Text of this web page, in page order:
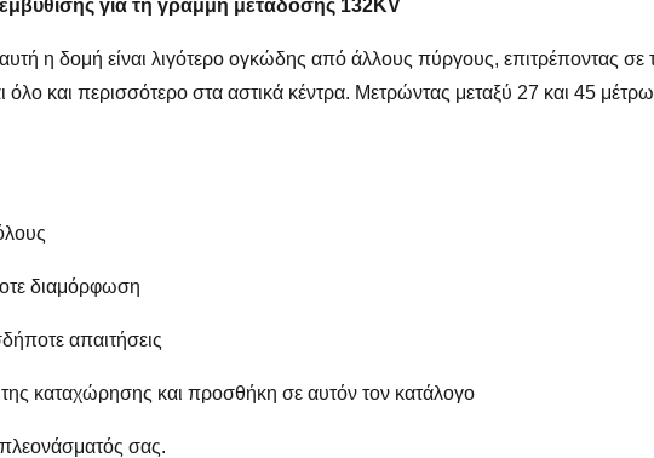
για τη γραμμή μετάδοσης 132KV
η δομή είναι λιγότερο ογκώδης από άλλους πύργους, επιτρέποντας σε
όλο και περισσότερο στα αστικά κέντρα. Μετρώντας μεταξύ 27 και 45
διαμόρφωση
απαιτήσεις
καταχώρησης και προσθήκη σε αυτόν τον κατάλογο
σας.